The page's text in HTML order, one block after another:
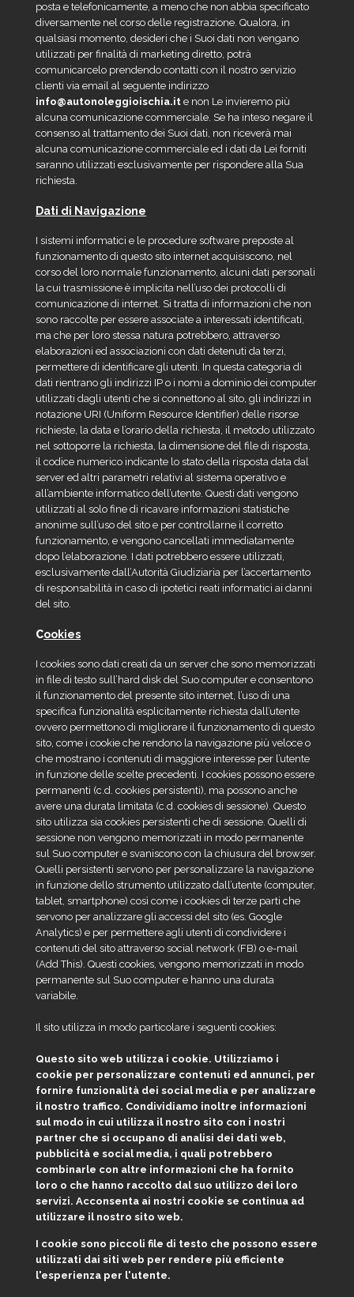
posta e telefonicamente, a meno che non abbia specificato
diversamente nel corso delle registrazione. Qualora, in
qualsiasi momento, desideri che i Suoi dati non vengano
utilizzati per finalità di marketing diretto, potrà
comunicarcelo prendendo contatti con il nostro servizio
clienti via email al seguente indirizzo
info@autonoleggioischia.ite non Le invieremo più
alcuna comunicazione commerciale. Se ha inteso negare il
consenso al trattamento dei Suoi dati, non riceverà mai
alcuna comunicazione commerciale ed i dati da Lei forniti
saranno utilizzati esclusivamente per rispondere alla Sua
richiesta.
Dati di Navigazione
I sistemi informatici e le procedure software preposte al
funzionamento di questo sito internet acquisiscono, nel
corso del loro normale funzionamento, alcuni dati personali
la cui trasmissione è implicita nell’uso dei protocolli di
comunicazione di internet. Si tratta di informazioni che non
sono raccolte per essere associate a interessati identificati,
ma che per loro stessa natura potrebbero, attraverso
elaborazioni ed associazioni con dati detenuti da terzi,
permettere di identificare gli utenti. In questa categoria di
dati rientrano gli indirizzi IP o i nomi a dominio dei computer
utilizzati dagli utenti che si connettono al sito, gli indirizzi in
notazione URI (Uniform Resource Identifier) delle risorse
richieste, la data e l’orario della richiesta, il metodo utilizzato
nel sottoporre la richiesta, la dimensione del file di risposta,
il codice numerico indicante lo stato della risposta data dal
server ed altri parametri relativi al sistema operativo e
all’ambiente informatico dell’utente. Questi dati vengono
utilizzati al solo fine di ricavare informazioni statistiche
anonime sull’uso del sito e per controllarne il corretto
funzionamento, e vengono cancellati immediatamente
dopo l’elaborazione. I dati potrebbero essere utilizzati,
esclusivamente dall’Autorità Giudiziaria per l’accertamento
di responsabilità in caso di ipotetici reati informatici ai danni
del sito.
Cookies
I cookies sono dati creati da un server che sono memorizzati
in file di testo sull’hard disk del Suo computer e consentono
il funzionamento del presente sito internet, l’uso di una
specifica funzionalità esplicitamente richiesta dall’utente
ovvero permettono di migliorare il funzionamento di questo
sito, come i cookie che rendono la navigazione più veloce o
che mostrano i contenuti di maggiore interesse per l’utente
in funzione delle scelte precedenti. I cookies possono essere
permanenti (c.d. cookies persistenti), ma possono anche
avere una durata limitata (c.d. cookies di sessione). Questo
sito utilizza sia cookies persistenti che di sessione. Quelli di
sessione non vengono memorizzati in modo permanente
sul Suo computer e svaniscono con la chiusura del browser.
Quelli persistenti servono per personalizzare la navigazione
in funzione dello strumento utilizzato dall’utente (computer,
tablet, smartphone) così come i cookies di terze parti che
servono per analizzare gli accessi del sito (es. Google
Analytics) e per permettere agli utenti di condividere i
contenuti del sito attraverso social network (FB) o e-mail
(Add This). Questi cookies, vengono memorizzati in modo
permanente sul Suo computer e hanno una durata
variabile.
Il sito utilizza in modo particolare i seguenti cookies:
Questo sito web utilizza i cookie. Utilizziamo i
cookie per personalizzare contenuti ed annunci, per
fornire funzionalità dei social media e per analizzare
il nostro traffico. Condividiamo inoltre informazioni
sul modo in cui utilizza il nostro sito con i nostri
partner che si occupano di analisi dei dati web,
pubblicità e social media, i quali potrebbero
combinarle con altre informazioni che ha fornito
loro o che hanno raccolto dal suo utilizzo dei loro
servizi. Acconsenta ai nostri cookie se continua ad
utilizzare il nostro sito web.
I cookie sono piccoli file di testo che possono essere
utilizzati dai siti web per rendere più efficiente
l'esperienza per l'utente.